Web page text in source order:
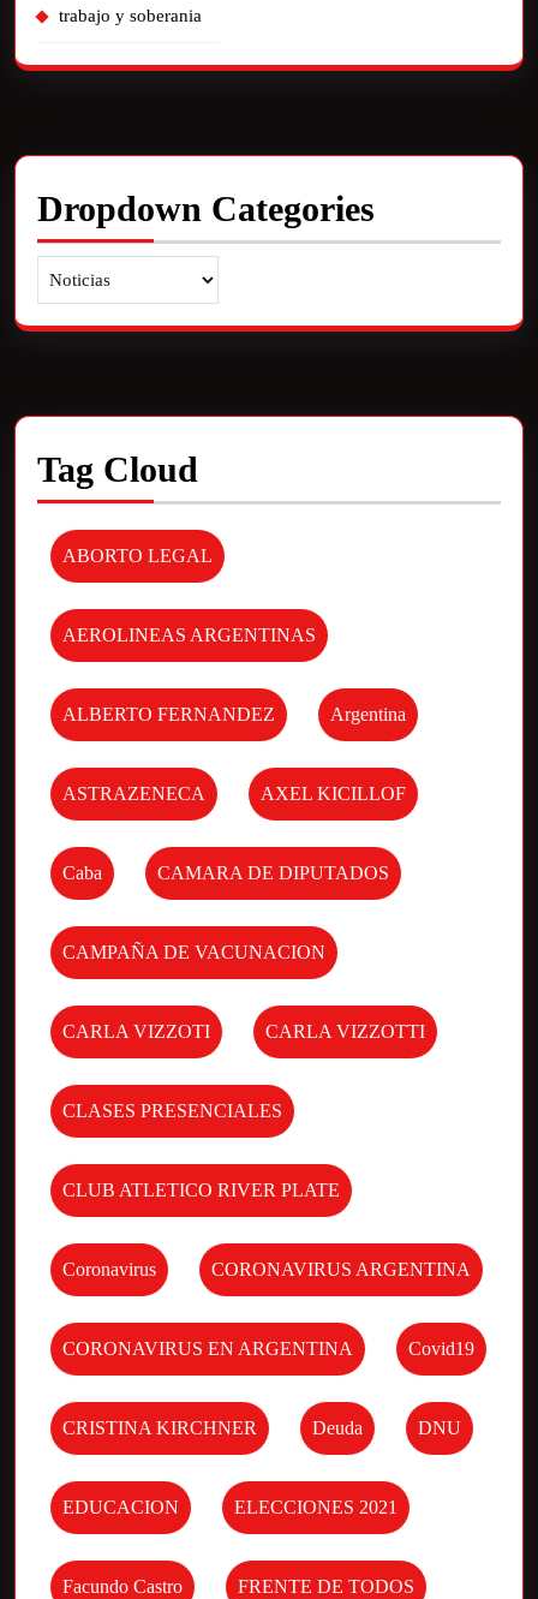
trabajo y soberania
Dropdown Categories
Tag Cloud
ABORTO LEGAL
AEROLINEAS ARGENTINAS
ALBERTO FERNANDEZ Argentina
ASTRAZENECA AXEL KICILLOF
Caba CAMARA DE DIPUTADOS
CAMPAÑA DE VACUNACION
CARLA VIZZOTI CARLA VIZZOTTI
CLASES PRESENCIALES
CLUB ATLETICO RIVER PLATE
Coronavirus CORONAVIRUS ARGENTINA
CORONAVIRUS EN ARGENTINA Covid19
CRISTINA KIRCHNER Deuda DNU
EDUCACION ELECCIONES 2021
Facundo Castro FRENTE DE TODOS